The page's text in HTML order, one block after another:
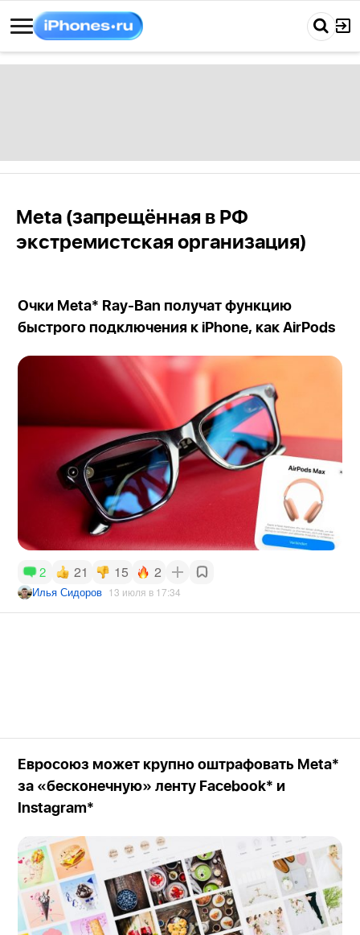
Meta (запрещённая в РФ
экстремистская организация)
Очки Meta* Ray-Ban получат функцию
быстрого подключения к iPhone, как AirPods
2 21 15 2
Илья Сидоров 13 июля в 17:34
Евросоюз может крупно оштрафовать Meta*
за «бесконечную» ленту Facebook* и
Instagram*